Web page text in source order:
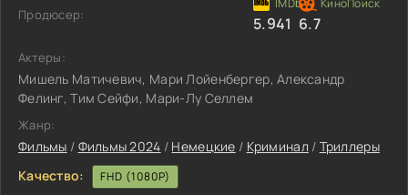
Продюсер: 5.941 6.7
Актеры:
Мишель Матичевич, Мари Лойенбергер, Александр
Фелинг, Тим Сейфи, Мари-Лу Селлем
Жанр:
Фильмы / Фильмы 2024 / Немецкие / Криминал / Триллеры
Качество:
FHD (1080P)